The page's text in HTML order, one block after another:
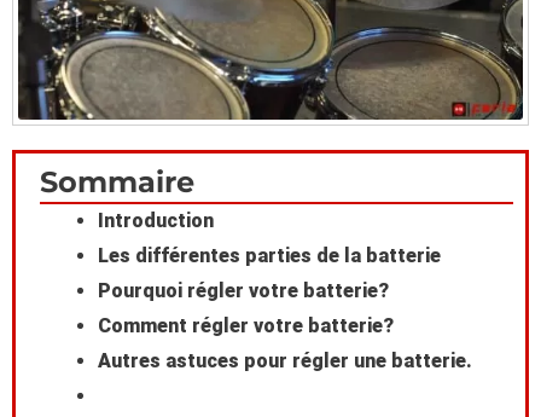
Sommaire
Introduction
Les différentes parties de la batterie
Pourquoi régler votre batterie?
Comment régler votre batterie?
Autres astuces pour régler une batterie.
Scroll